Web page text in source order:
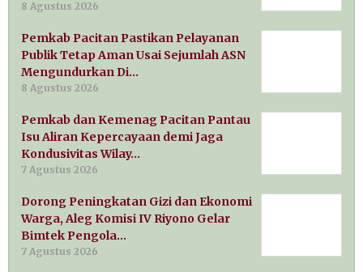
8 Agustus 2026
Pemkab Pacitan Pastikan Pelayanan
Publik Tetap Aman Usai Sejumlah ASN
Mengundurkan Di…
8 Agustus 2026
Pemkab dan Kemenag Pacitan Pantau
Isu Aliran Kepercayaan demi Jaga
Kondusivitas Wilay…
7 Agustus 2026
Dorong Peningkatan Gizi dan Ekonomi
Warga, Aleg Komisi IV Riyono Gelar
Bimtek Pengola…
7 Agustus 2026